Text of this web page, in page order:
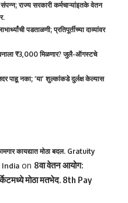
संपन्न; राज्य सरकारी कर्मचाऱ्यांइतके वेतन
पडताळणी; प्रतिपूर्तीच्या दाव्यांवर
₹3,000 मिळणार? जुलै-ऑगस्टचे
पाहू नका; ‘या’ शुल्कांकडे दुर्लक्ष केल्यास
कायद्यात मोठा बदल. Gratuity
India on 8वा वेतन आयोग:
मोठा मतभेद. 8th Pay